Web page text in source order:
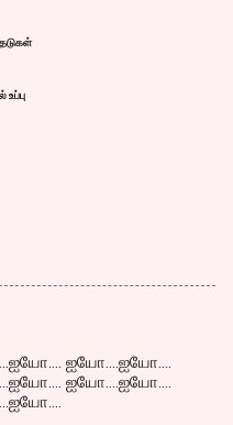
உப்பு
ஐயோ....ஐயோ....
ஐயோ....ஐயோ....